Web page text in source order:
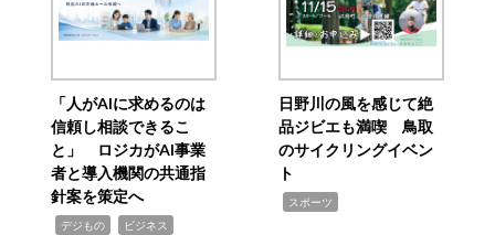
「人がAIに求めるのは
信頼し相談できるこ
と」 ロジカがAI事業
者と導入機関の共通指
針案を策定へ
デジもの ビジネス
日野川の風を感じて絶
品ジビエも満喫 鳥取
のサイクリングイベン
ト
スポーツ